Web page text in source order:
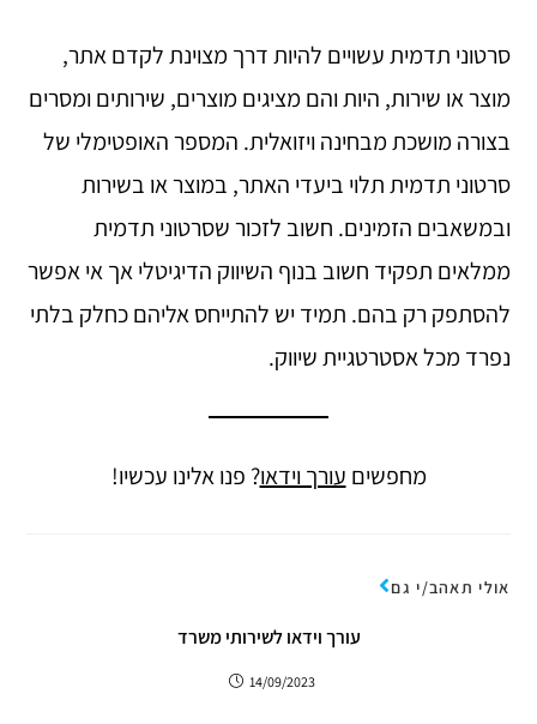
סרטוני תדמית עשויים להיות דרך מצוינת לקדם אתר,
מוצר או שירות, היות והם מציגים מוצרים, שירותים ומסרים
בצורה מושכת מבחינה ויזואלית. המספר האופטימלי של
סרטוני תדמית תלוי ביעדי האתר, במוצר או בשירות
ובמשאבים הזמינים. חשוב לזכור שסרטוני תדמית
ממלאים תפקיד חשוב בנוף השיווק הדיגיטלי אך אי אפשר
להסתפק רק בהם. תמיד יש להתייחס אליהם כחלק בלתי
נפרד מכל אסטרטגיית שיווק.
מחפשים עורך וידאו? פנו אלינו עכשיו!
אולי תאהב/י גם
עורך וידאו לשירותי משרד
14/09/2023